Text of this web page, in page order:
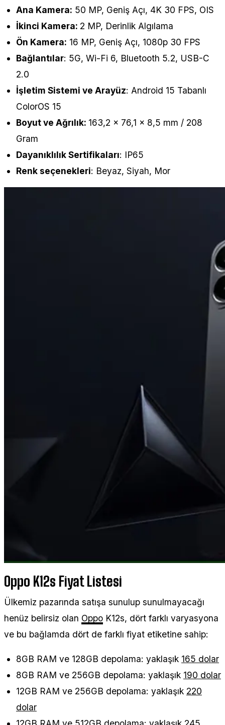
Ana Kamera: 50 MP, Geniş Açı, 4K 30 FPS, OIS
İkinci Kamera: 2 MP, Derinlik Algılama
Ön Kamera: 16 MP, Geniş Açı, 1080p 30 FPS
Bağlantılar: 5G, Wi-Fi 6, Bluetooth 5.2, USB-C
2.0
İşletim Sistemi ve Arayüz: Android 15 Tabanlı
ColorOS 15
Boyut ve Ağrılık: 163,2 x 76,1 x 8,5 mm / 208
Gram
Dayanıklılık Sertifikaları: IP65
Renk seçenekleri: Beyaz, Siyah, Mor
Oppo K12s Fiyat Listesi
Ülkemiz pazarında satışa sunulup sunulmayacağı
henüz belirsiz olan Oppo K12s, dört farklı varyasyona
ve bu bağlamda dört de farklı fiyat etiketine sahip:
8GB RAM ve 128GB depolama: yaklaşık 165 dolar
8GB RAM ve 256GB depolama: yaklaşık 190 dolar
12GB RAM ve 256GB depolama: yaklaşık 220
dolar